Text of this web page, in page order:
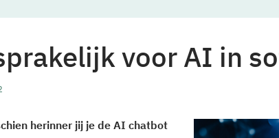
voor AI in
herinner jij je de AI chatbot